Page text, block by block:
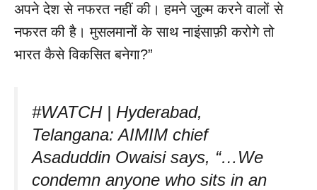
अपने देश से नफरत नहीं की। हमने जुल्म करने वालों से
नफरत की है। मुसलमानों के साथ नाइंसाफ़ी करोगे तो
भारत कैसे विकसित बनेगा?”
#WATCH | Hyderabad,
Telangana: AIMIM chief
Asaduddin Owaisi says, “…We
condemn anyone who sits in an